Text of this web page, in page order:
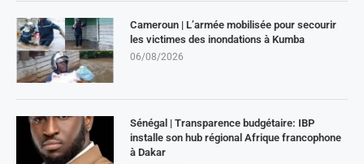
Cameroun | L’armée mobilisée pour secourir
les victimes des inondations à Kumba
06/08/2026
Sénégal | Transparence budgétaire: IBP
installe son hub régional Afrique francophone
à Dakar